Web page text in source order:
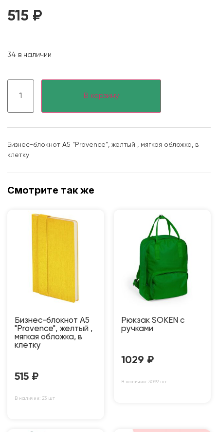
515 ₽
34 в наличии
В корзину
Бизнес-блокнот А5 "Provence", желтый , мягкая обложка, в
клетку
Смотрите так же
Бизнес-блокнот А5
"Provence", желтый ,
мягкая обложка, в
клетку
515 ₽
В наличии: 23 шт
Рюкзак SOKEN c
ручками
1029 ₽
В наличии: 3099 шт